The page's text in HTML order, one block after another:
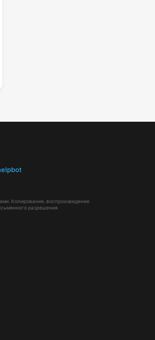
Копирование, воспроизведение
разрешения